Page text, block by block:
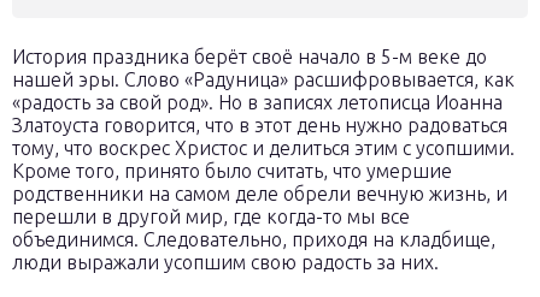
История праздника берёт своё начало в 5-м веке до
нашей эры. Слово «Радуница» расшифровывается, как
«радость за свой род». Но в записях летописца Иоанна
Златоуста говорится, что в этот день нужно радоваться
тому, что воскрес Христос и делиться этим с усопшими.
Кроме того, принято было считать, что умершие
родственники на самом деле обрели вечную жизнь, и
перешли в другой мир, где когда-то мы все
объединимся. Следовательно, приходя на кладбище,
люди выражали усопшим свою радость за них.